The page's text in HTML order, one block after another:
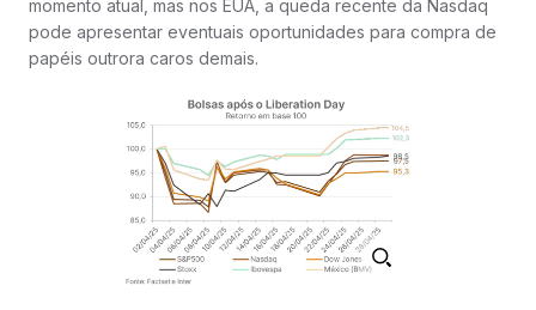
momento atual, mas nos EUA, a queda recente da Nasdaq
pode apresentar eventuais oportunidades para compra de
papéis outrora caros demais.